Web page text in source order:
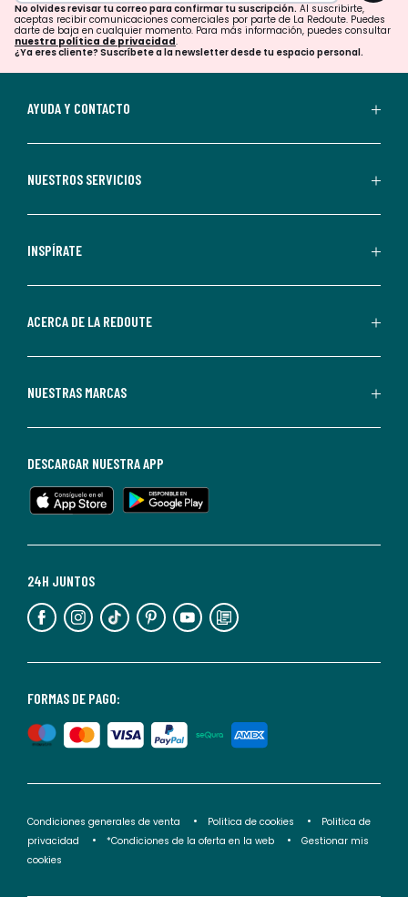
para
confirmar
tu
suscripción.
aceptas
comerciales
personalizadas
parte
Redoute.
de
en
cualquier
Para
información,
puedes
nuestra
de
privacidad</2>.
No olvides revisar tu correo para confirmar tu suscripción. Al suscribirte,
aceptas recibir comunicaciones comerciales por parte de La Redoute. Puedes
darte de baja en cualquier momento. Para más información, puedes consultar
nuestra política de privacidad.
¿Ya eres cliente? Suscríbete a la newsletter desde tu espacio personal.
AYUDA Y CONTACTO
NUESTROS SERVICIOS
INSPÍRATE
ACERCA DE LA REDOUTE
NUESTRAS MARCAS
FORMAS DE PAGO:
24H JUNTOS
DESCARGAR NUESTRA APP
Condiciones generales de venta Politica de cookies
Politica de
privacidad
*Condiciones de la oferta en la web
Gestionar mis
cookies